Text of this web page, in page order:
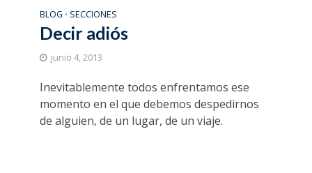
BLOG • SECCIONES
Decir adiós
junio 4, 2013
Inevitablemente todos enfrentamos ese
momento en el que debemos despedirnos
de alguien, de un lugar, de un viaje.